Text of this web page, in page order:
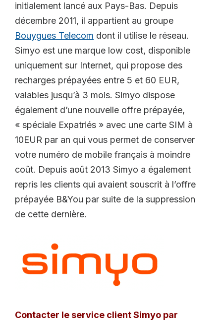
initialement lancé aux Pays-Bas. Depuis
décembre 2011, il appartient au groupe
Bouygues Telecom dont il utilise le réseau.
Simyo est une marque low cost, disponible
uniquement sur Internet, qui propose des
recharges prépayées entre 5 et 60 EUR,
valables jusqu’à 3 mois. Simyo dispose
également d’une nouvelle offre prépayée,
« spéciale Expatriés » avec une carte SIM à
10EUR par an qui vous permet de conserver
votre numéro de mobile français à moindre
coût. Depuis août 2013 Simyo a également
repris les clients qui avaient souscrit à l’offre
prépayée B&You par suite de la suppression
de cette dernière.
Contacter le service client Simyo par